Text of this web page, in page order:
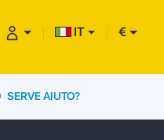
IT €
SERVE AIUTO?